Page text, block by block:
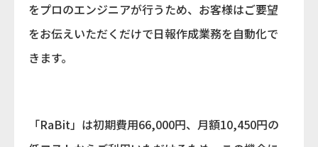
をプロのエンジニアが行うため、お客様はご要望
をお伝えいただくだけで日報作成業務を自動化で
きます。
「RaBit」は初期費用66,000円、月額10,450円の